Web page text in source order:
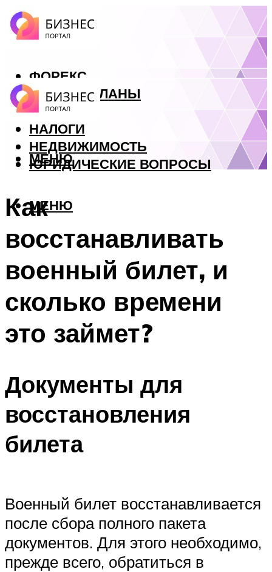
ФОРЕКС
БИЗНЕС ПЛАНЫ
КРЕДИТЫ
НАЛОГИ
НЕДВИЖИМОСТЬ
ЮРИДИЧЕСКИЕ ВОПРОСЫ
МЕНЮ
МЕНЮ
Как
восстанавливать
военный билет, и
сколько времени
это займет?
Документы для
восстановления
билета
Военный билет восстанавливается
после сбора полного пакета
документов. Для этого необходимо,
прежде всего, обратиться в